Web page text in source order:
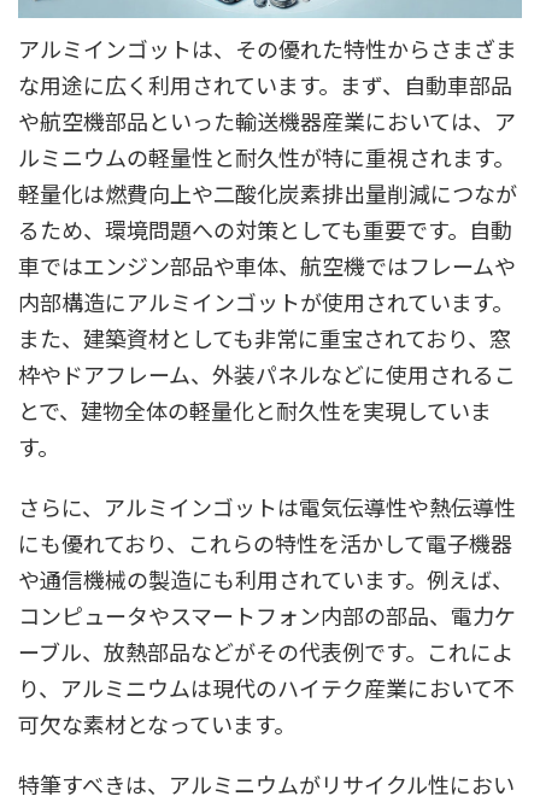
アルミインゴットは、その優れた特性からさまざま
な用途に広く利用されています。まず、自動車部品
や航空機部品といった輸送機器産業においては、ア
ルミニウムの軽量性と耐久性が特に重視されます。
軽量化は燃費向上や二酸化炭素排出量削減につなが
るため、環境問題への対策としても重要です。自動
車ではエンジン部品や車体、航空機ではフレームや
内部構造にアルミインゴットが使用されています。
また、建築資材としても非常に重宝されており、窓
枠やドアフレーム、外装パネルなどに使用されるこ
とで、建物全体の軽量化と耐久性を実現していま
す。
さらに、アルミインゴットは電気伝導性や熱伝導性
にも優れており、これらの特性を活かして電子機器
や通信機械の製造にも利用されています。例えば、
コンピュータやスマートフォン内部の部品、電力ケ
ーブル、放熱部品などがその代表例です。これによ
り、アルミニウムは現代のハイテク産業において不
可欠な素材となっています。
特筆すべきは、アルミニウムがリサイクル性におい